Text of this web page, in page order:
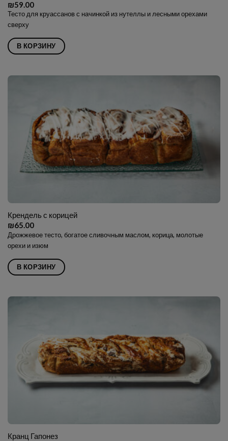
₪59.00
Тесто для круассанов с начинкой из нутеллы и лесными орехами
сверху
В КОРЗИНУ
Крендель с корицей
₪65.00
Дрожжевое тесто, богатое сливочным маслом, корица, молотые
орехи и изюм
В КОРЗИНУ
Кранц Гапонез